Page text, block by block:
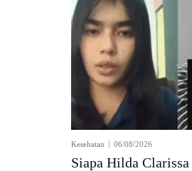
Kesehatan 06/08/2026
Siapa Hilda